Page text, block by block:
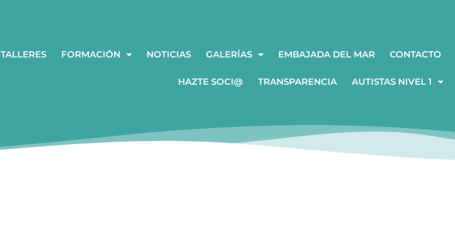
TALLERES FORMACIÓN NOTICIAS GALERÍAS EMBAJADA DEL MAR CONTACTO
HAZTE SOCI@ TRANSPARENCIA AUTISTAS NIVEL 1